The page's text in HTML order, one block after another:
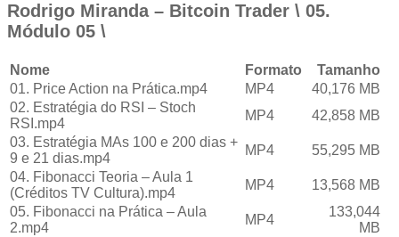
Rodrigo Miranda – Bitcoin Trader \ 05.
Módulo 05 \
Nome Formato
Tamanho
01. Price Action na Prática.mp4
MP4
40,176 MB
02. Estratégia do RSI – Stoch
RSI.mp4
MP4
42,858 MB
03. Estratégia MAs 100 e 200 dias +
9 e 21 dias.mp4
MP4
55,295 MB
04. Fibonacci Teoria – Aula 1
(Créditos TV Cultura).mp4
MP4
13,568 MB
05. Fibonacci na Prática – Aula
2.mp4
MP4
133,044
MB